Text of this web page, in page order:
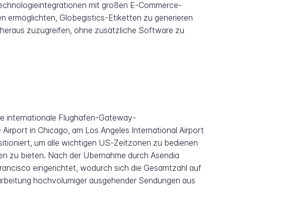
mit großen E-Commerce-
ermöglichten, Globegistics-Etiketten zu generieren
zuzugreifen, ohne zusätzliche Software zu
internationale Flughafen-Gateway-
in Chicago, am Los Angeles International Airport
um alle wichtigen US-Zeitzonen zu bedienen
zu bieten. Nach der Übernahme durch Asendia
eingerichtet, wodurch sich die Gesamtzahl auf
hochvolumiger ausgehender Sendungen aus